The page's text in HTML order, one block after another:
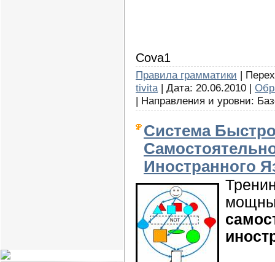
Cova1
Правила грамматики |
tivita| Дата: 20.06.2010 |
| Направления и уровни:
Система
Иностранного